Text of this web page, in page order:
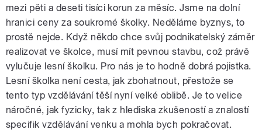
mezi pěti a deseti tisíci korun za měsíc. Jsme na dolní
hranici ceny za soukromé školky. Neděláme byznys, to
prostě nejde. Když někdo chce svůj podnikatelský záměr
realizovat ve školce, musí mít pevnou stavbu, což právě
vylučuje lesní školku. Pro nás je to hodně dobrá pojistka.
Lesní školka není cesta, jak zbohatnout, přestože se
tento typ vzdělávání těší nyní velké oblibě. Je to velice
náročné, jak fyzicky, tak z hlediska zkušeností a znalostí
specifik vzdělávání venku a mohla bych pokračovat.